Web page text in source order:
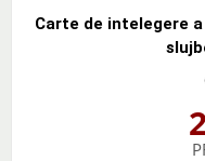
Carte de intelegere